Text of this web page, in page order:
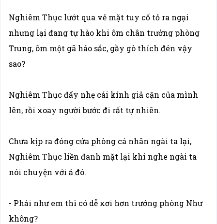
Nghiêm Thục lướt qua vẻ mặt tuy cố tỏ ra ngại
nhưng lại đang tự hào khi ôm chân trưởng phòng
Trung, ôm một gã háo sắc, gầy gò thích đén vậy
sao?
Nghiêm Thục đẩy nhẹ cái kính giả cận của mình
lên, rồi xoay người bước đi rất tự nhiên.
Chưa kịp ra đóng cửa phòng cá nhân ngài ta lại,
Nghiêm Thục liền đanh mặt lại khi nghe ngài ta
nói chuyện với ả đó.
- Phải như em thì có dễ xơi hơn trưởng phòng Như
không?